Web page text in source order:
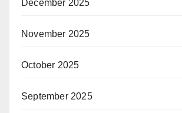
December 2025
November 2025
October 2025
September 2025